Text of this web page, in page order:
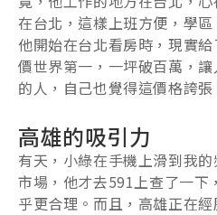
在台北，這樣上班方便，學
他開始在台北看房時，現實
價世界第一，一坪破百萬，
的人，自己也覺得這價格誇
高雄的吸引力
有天，小綠在手機上滑到我
市場，他才去591上查了一下
乎更合理。而且，高雄正在